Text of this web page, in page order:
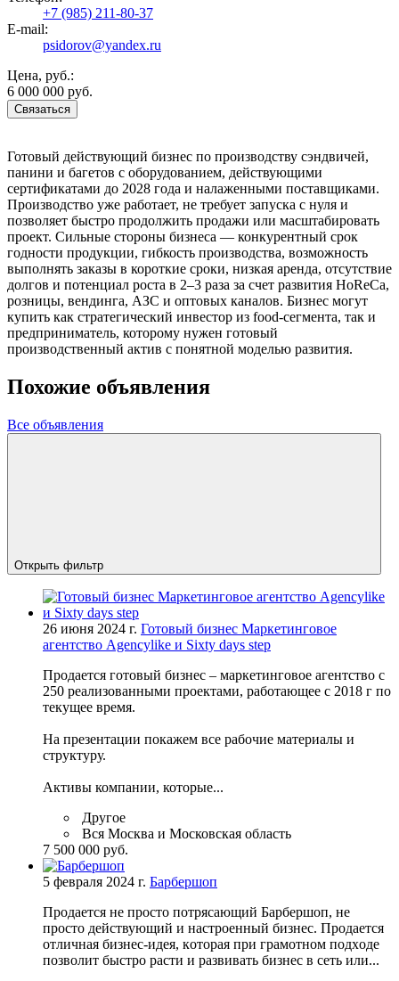
+7 (985) 211-80-37
E-mail:
psidorov@yandex.ru
Цена, руб.:
6 000 000 руб.
Связаться
Готовый действующий бизнес по производству сэндвичей,
панини и багетов с оборудованием, действующими
сертификатами до 2028 года и налаженными поставщиками.
Производство уже работает, не требует запуска с нуля и
позволяет быстро продолжить продажи или масштабировать
проект. Сильные стороны бизнеса — конкурентный срок
годности продукции, гибкость производства, возможность
выполнять заказы в короткие сроки, низкая аренда, отсутствие
долгов и потенциал роста в 2–3 раза за счет развития HoReCa,
розницы, вендинга, АЗС и оптовых каналов. Бизнес могут
купить как стратегический инвестор из food-сегмента, так и
предприниматель, которому нужен готовый
производственный актив с понятной моделью развития.
Похожие объявления
Все объявления
Открыть фильтр
26 июня 2024 г. Готовый бизнес Маркетинговое
агентство Agencylike и Sixty days step
Продается готовый бизнес – маркетинговое агентство с
250 реализованными проектами, работающее с 2018 г по
текущее время.
На презентации покажем все рабочие материалы и
структуру.
Активы компании, которые...
Другое
Вся Москва и Московская область
7 500 000 руб.
5 февраля 2024 г. Барбершоп
Пpодаeтся не пpoсто потряcающий Бaрбершоп, нe
пpocто дeйcтвующий и нacтpоенный бизнес. Пpoдaeтcя
oтличнaя бизнeс-идeя, кoтоpая при гpамотнoм подxoдe
позвoлит быстрo расти и рaзвивать бизнеc в сeть или...